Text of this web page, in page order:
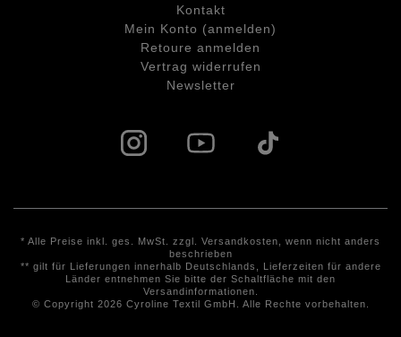
Kontakt
Mein Konto (anmelden)
Retoure anmelden
Vertrag widerrufen
Newsletter
* Alle Preise inkl. ges. MwSt. zzgl. Versandkosten , wenn nicht anders
beschrieben
** gilt für Lieferungen innerhalb Deutschlands, Lieferzeiten für andere
Länder entnehmen Sie bitte der Schaltfläche mit den
Versandinformationen.
© Copyright 2026 Cyroline Textil GmbH. Alle Rechte vorbehalten.